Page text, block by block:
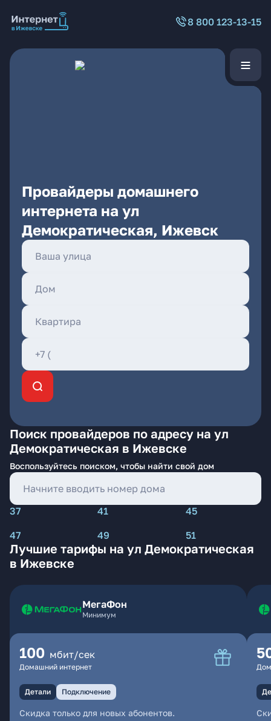
8 800 123-13-15
Провайдеры домашнего
интернета на ул
Демократическая, Ижевск
Поиск провайдеров по адресу на ул
Демократическая в Ижевске
Воспользуйтесь поиском, чтобы найти свой дом
37 41
45
47
49 51
Лучшие тарифы на ул Демократическая
в Ижевске
МегаФон
Минимум
100 мбит/сек
Домашний интернет
Детали Подключение
Скидка только для новых абонентов.